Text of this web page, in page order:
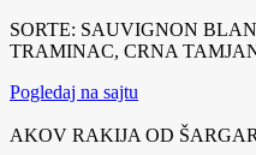
SORTE: SAUVIGNON
TRAMINAC, CRNA
Pogledaj na sajtu
AKOV RAKIJA OD